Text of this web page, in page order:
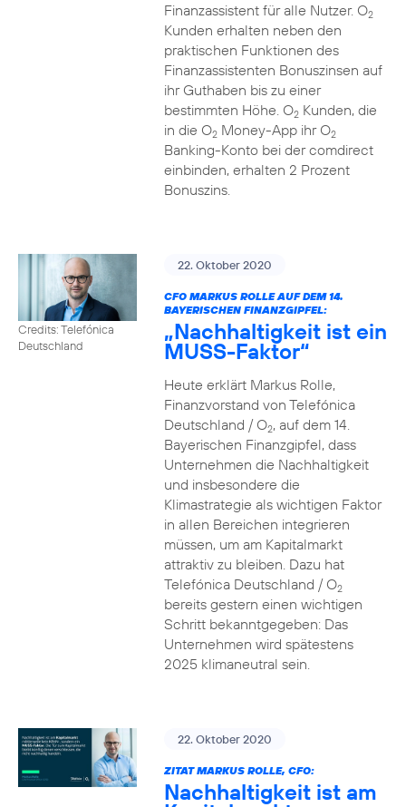
Finanzassistent für alle Nutzer. O2
Kunden erhalten neben den
praktischen Funktionen des
Finanzassistenten Bonuszinsen auf
ihr Guthaben bis zu einer
bestimmten Höhe. O2Kunden, die
in die O2Money-App ihr O2
Banking-Konto bei der comdirect
einbinden, erhalten 2 Prozent
Bonuszins.
Credits: Telefónica
Deutschland
22. Oktober 2020
CFO MARKUS ROLLE AUF DEM 14.
BAYERISCHEN FINANZGIPFEL:
„Nachhaltigkeit ist ein
MUSS-Faktor“
Heute erklärt Markus Rolle,
Finanzvorstand von Telefónica
Deutschland / O2, auf dem 14.
Bayerischen Finanzgipfel, dass
Unternehmen die Nachhaltigkeit
und insbesondere die
Klimastrategie als wichtigen Faktor
in allen Bereichen integrieren
müssen, um am Kapitalmarkt
attraktiv zu bleiben. Dazu hat
Telefónica Deutschland / O2
bereits gestern einen wichtigen
Schritt bekanntgegeben: Das
Unternehmen wird spätestens
2025 klimaneutral sein.
22. Oktober 2020
ZITAT MARKUS ROLLE, CFO:
Nachhaltigkeit ist am